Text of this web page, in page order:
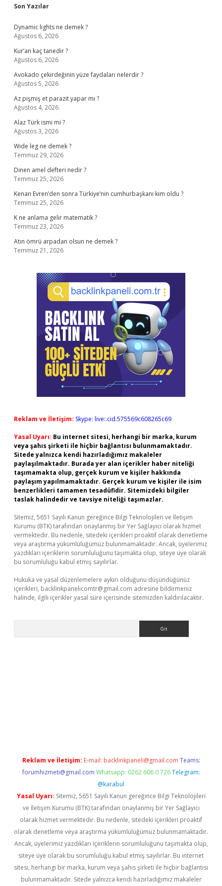
Sidebar
Son Yazılar
Dynamic lights ne demek ?
Ağustos 6, 2026
Kur’an kaç tanedir ?
Ağustos 6, 2026
Avokado çekirdeğinin yüze faydaları nelerdir ?
Ağustos 5, 2026
Az pişmiş et parazit yapar mı ?
Ağustos 4, 2026
Alaz Türk ismi mi ?
Ağustos 3, 2026
Wıde leg ne demek ?
Temmuz 29, 2026
Dinen amel defteri nedir ?
Temmuz 25, 2026
Kenan Evren’den sonra Türkiye’nin cumhurbaşkanı kim oldu ?
Temmuz 25, 2026
K ne anlama gelir matematik ?
Temmuz 23, 2026
Atın ömrü arpadan olsun ne demek ?
Temmuz 21, 2026
Reklam ve İletişim: Skype: live:.cid.575569c608265c69
Yasal Uyarı: Bu internet sitesi, herhangi bir marka, kurum
veya şahıs şirketi ile hiçbir bağlantısı bulunmamaktadır.
Sitede yalnızca kendi hazırladığımız makaleler
paylaşılmaktadır. Burada yer alan içerikler haber niteliği
taşımamakta olup, gerçek kurum ve kişiler hakkında
paylaşım yapılmamaktadır. Gerçek kurum ve kişiler ile isim
benzerlikleri tamamen tesadüfidir. Sitemizdeki bilgiler
taslak halindedir ve tavsiye niteliği taşımazlar.
Sitemiz, 5651 Sayılı Kanun gereğince Bilgi Teknolojileri ve İletişim
Kurumu (BTK) tarafından onaylanmış bir Yer Sağlayıcı olarak hizmet
vermektedir. Bu nedenle, sitedeki içerikleri proaktif olarak denetleme
veya araştırma yükümlülüğümüz bulunmamaktadır. Ancak, üyelerimiz
yazdıkları içeriklerin sorumluluğunu taşımakta olup, siteye üye olarak
bu sorumluluğu kabul etmiş sayılırlar.
Hukuka ve yasal düzenlemelere aykırı olduğunu düşündüğünüz
içerikleri, backlinkpanelicomtr@gmail.com adresine bildirmeniz
halinde, ilgili içerikler yasal süre içerisinde sitemizden kaldırılacaktır.
Reklam ve İletişim: E-mail: backlinkpaneli@gmail.com Teams:
forumhizmeti@gmail.com Whatsapp: 0262 606 0 726 Telegram:
@karabul
Yasal Uyarı: Sitemiz, 5651 Sayılı Kanun gereğince Bilgi Teknolojileri
ve İletişim Kurumu (BTK) tarafından onaylanmış bir Yer Sağlayıcı
olarak hizmet vermektedir. Bu nedenle, sitedeki içerikleri proaktif
olarak denetleme veya araştırma yükümlülüğümüz bulunmamaktadır.
Ancak, üyelerimiz yazdıkları içeriklerin sorumluluğunu taşımakta olup,
siteye üye olarak bu sorumluluğu kabul etmiş sayılırlar. Bu internet
sitesi, herhangi bir marka, kurum veya şahıs şirketi ile hiçbir bağlantısı
bulunmamaktadır. Sitede yalnızca kendi hazırladığımız makaleler